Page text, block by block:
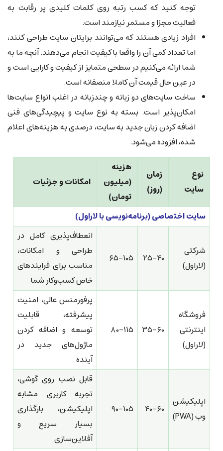
توجه کنید که کسب رتبه روی کلمات کلیدی پر رقابت به
فعالیت مجزا و مستمر نیازمند است.
افراد زیادی هستند که می‌توانند برایتان سایت طراحی کنند،
اما تعداد کمی آن را واقعا با کیفیت انجام می‌دهند. آنچه ما به
شما ارائه می‌کنیم در سطحی متمایز از کیفیت و کارایی است و
در عین حال قیمت آن کاملا منصفانه است.
ساخت سایت‌های دو زبانه و چندزبانه در اغلب انواع سایت‌ها
امکان‌پذیر است. بسته به نوع سایت و پیچیدگی‌های فنی
اضافه کردن زبان جدید به سایت، درصدی به هزینه‌های اعلام
شده، افزوده می‌شود.
نوع
سایت
زمان
(روز)
هزینه
(میلیون
تومان)
امکانات و جزئیات
سایت اختصاصی (برنامه‌نویسی با لاراول)
شرکتی
(لاراول)
۲۵-۴۰ ۶۵-۱۰۵
انعطاف‌پذیری کامل در
طراحی و امکانات،
مناسب برای فرایندهای
خاص کسب‌وکار شما
فروشگاه
اینترنتی
(لاراول)
۳۵-۶۰ ۸۰-۱۱۵
پرفورمنس عالی، امنیت
پیشرفته، قابلیت
توسعه و اضافه کردن
ماژول‌های جدید در
آینده
اپلیکیشن
وب (PWA)
۴۰-۶۰ ۹۰-۱۰۵
قابل نصب روی گوشی،
تجربه کاربری مشابه
اپلیکیشن، بارگذاری
بسیار سریع و
آفلاین‌سازی